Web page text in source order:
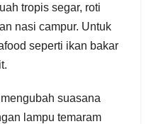
tropis segar, roti
nasi campur. Untuk
seperti ikan bakar
suasana
lampu temaram